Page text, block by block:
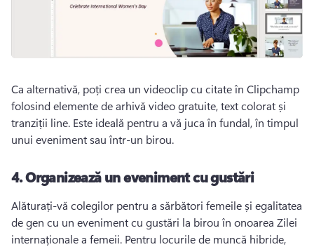
Ca alternativă, poți crea un videoclip cu citate în Clipchamp
folosind elemente de arhivă video gratuite, text colorat și
tranziții line. Este ideală pentru a vă juca în fundal, în timpul
unui eveniment sau într-un birou.
4.Organizează un eveniment cu gustări
Alăturați-vă colegilor pentru a sărbători femeile și egalitatea
de gen cu un eveniment cu gustări la birou în onoarea Zilei
internaționale a femeii. Pentru locurile de muncă hibride,